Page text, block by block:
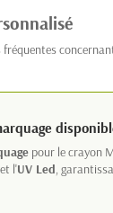
fréquentes
pour le crayon
l'UV Led,